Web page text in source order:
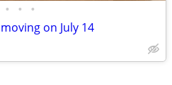
• • •
on July 14